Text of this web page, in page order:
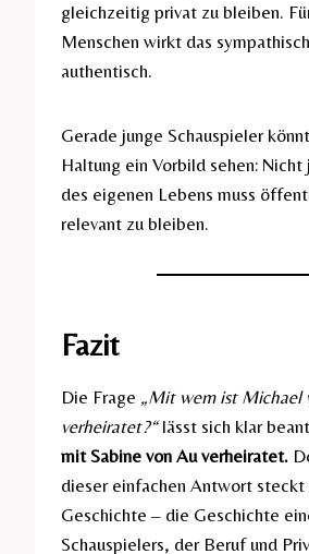
gleichzeitig privat zu bleiben.
Menschen wirkt das
authentisch.
Gerade junge Schauspieler
Haltung ein Vorbild sehen:
des eigenen Lebens muss
relevant zu bleiben.
Fazit
Die Frage „Mit wem ist Michael
verheiratet?“lässt sich klar
mit Sabine von Au verheiratet.
dieser einfachen Antwort
Geschichte – die Geschichte
Schauspielers, der Beruf und